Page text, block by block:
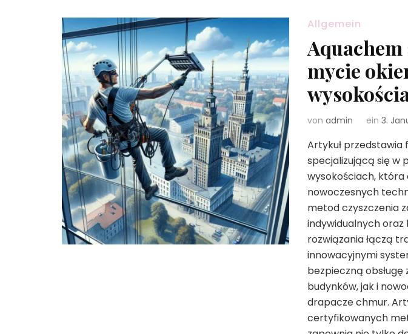
Allgemein
mycie
von admin ein 3.
Artykuł przedstawia
specjalizującą się w
wysokościach, która
nowoczesnych
metod czyszczenia
indywidualnych oraz
rozwiązania łączą
innowacyjnymi
bezpieczną
budynków, jak i
drapacze chmur.
certyfikowanych